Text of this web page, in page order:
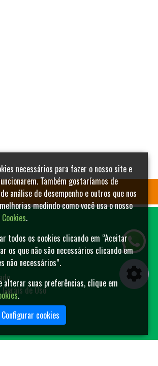
de Uso
necessários para fazer o nosso site e
Também gostaríamos de
análise de desempenho e outros que nos
medindo como você usa o nosso
.
todos os cookies clicando em “Aceitar
os que não são necessários clicando em
não necessários”.
alterar suas preferências, clique em
.
Configurar cookies